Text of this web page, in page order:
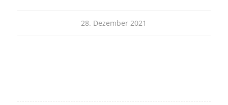
28. Dezember 2021